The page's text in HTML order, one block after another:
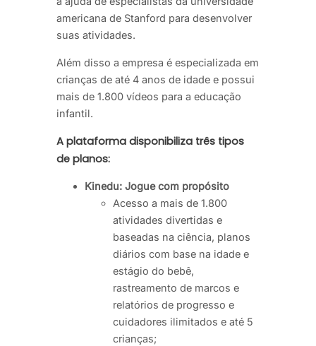
americana de Stanford para desenvolver
suas atividades.
Além disso a empresa é especializada em
crianças de até 4 anos de idade e possui
mais de 1.800 vídeos para a educação
infantil.
A plataforma disponibiliza três tipos
de planos:
Kinedu: Jogue com propósito
Acesso a mais de 1.800
atividades divertidas e
baseadas na ciência, planos
diários com base na idade e
estágio do bebê,
rastreamento de marcos e
relatórios de progresso e
cuidadores ilimitados e até 5
crianças;